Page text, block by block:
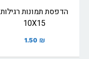
הדפסת תמונות רגילות
10X15
1.50 ₪